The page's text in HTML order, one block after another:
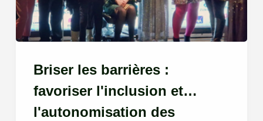
Briser les barrières :
favoriser l'inclusion et
l'autonomisation des